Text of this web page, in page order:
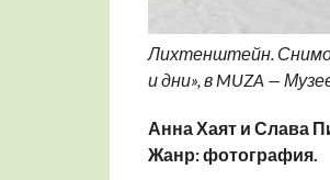
Лихтенштейн.
и дни», в MUZA —
Анна Хаят и Слава
Жанр: фотография.